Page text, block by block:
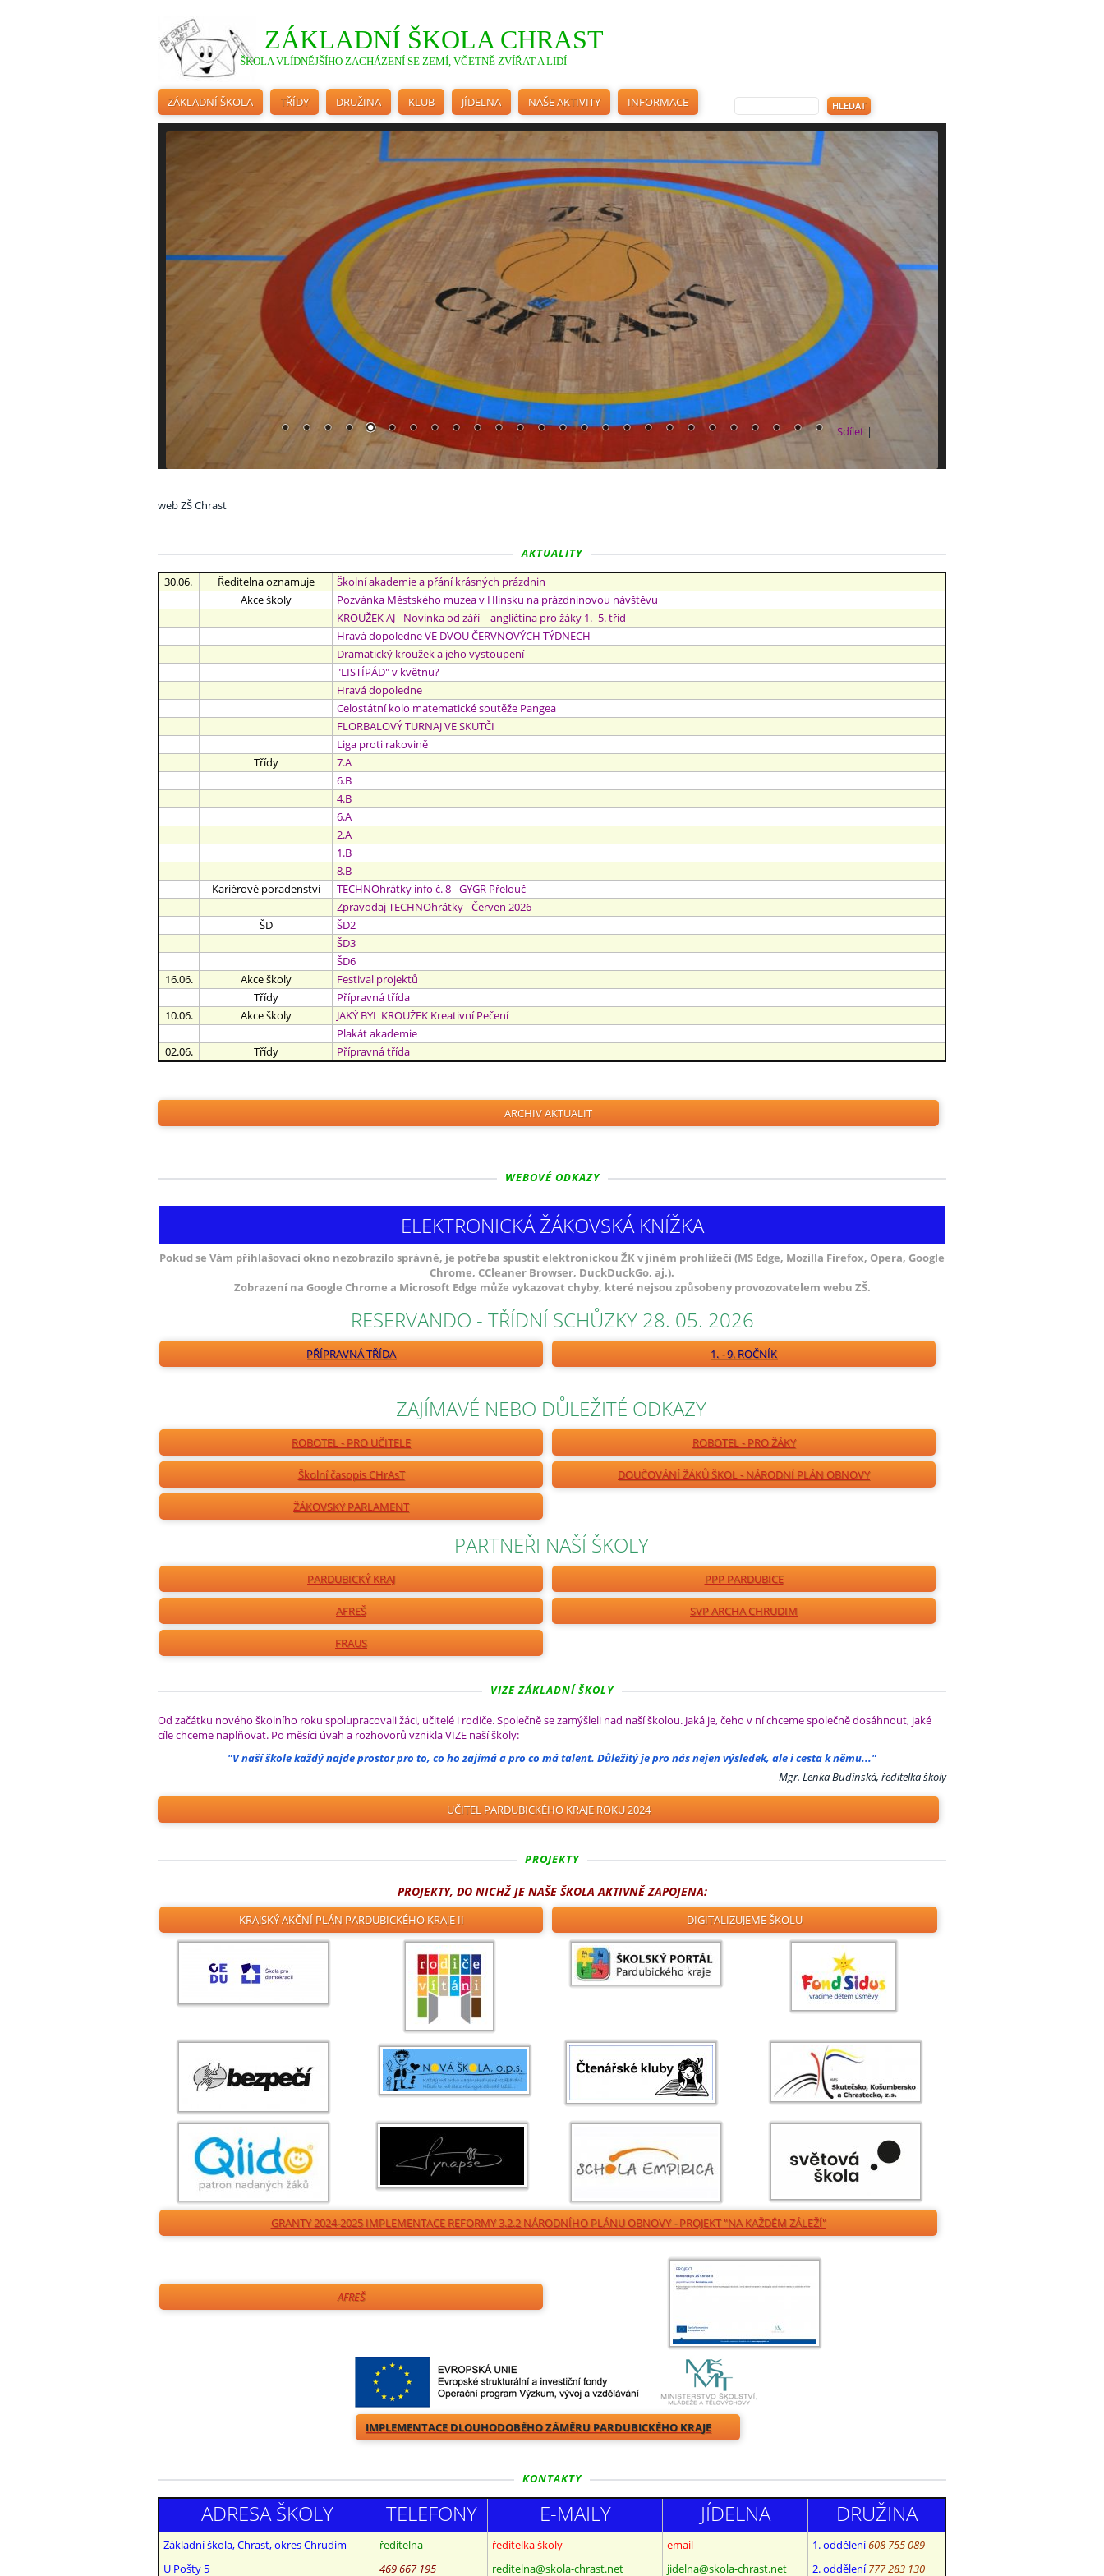
ZÁKLADNÍ ŠKOLA CHRAST
ŠKOLA VLÍDNĚJŠÍHO ZACHÁZENÍ SE ZEMÍ, VČETNĚ ZVÍŘAT A LIDÍ
ZÁKLADNÍ ŠKOLA TŘÍDY DRUŽINA KLUB JÍDELNA NAŠE AKTIVITY INFORMACE
web ZŠ Chrast
AKTUALITY
30.06.
Ředitelna oznamuje
Školní akademie a přání krásných prázdnin
Akce školy
Pozvánka Městského muzea v Hlinsku na prázdninovou návštěvu
KROUŽEK AJ - Novinka od září – angličtina pro žáky 1.–5. tříd
Hravá dopoledne VE DVOU ČERVNOVÝCH TÝDNECH
Dramatický kroužek a jeho vystoupení
"LISTÍPÁD" v květnu?
Hravá dopoledne
Celostátní kolo matematické soutěže Pangea
FLORBALOVÝ TURNAJ VE SKUTČI
Liga proti rakovině
Třídy
7.A
6.B
4.B
6.A
2.A
1.B
8.B
Kariérové poradenství
TECHNOhrátky info č. 8 - GYGR Přelouč
Zpravodaj TECHNOhrátky - Červen 2026
ŠD
ŠD2
ŠD3
ŠD6
16.06.
Akce školy
Festival projektů
Třídy
Přípravná třída
10.06.
Akce školy
JAKÝ BYL KROUŽEK Kreativní Pečení
Plakát akademie
02.06.
Třídy Přípravná třída
ARCHIV AKTUALIT
WEBOVÉ ODKAZY
ELEKTRONICKÁ ŽÁKOVSKÁ KNÍŽKA
Pokud se Vám přihlašovací okno nezobrazilo správně, je potřeba spustit elektronickou ŽK v jiném prohlížeči (MS Edge, Mozilla Firefox, Opera, Google
Chrome, CCleaner Browser, DuckDuckGo, aj.).
Zobrazení na Google Chrome a Microsoft Edge může vykazovat chyby, které nejsou způsobeny provozovatelem webu ZŠ.
RESERVANDO - TŘÍDNÍ SCHŮZKY 28. 05. 2026
PŘÍPRAVNÁ TŘÍDA 1. - 9. ROČNÍK
ZAJÍMAVÉ NEBO DŮLEŽITÉ ODKAZY
ROBOTEL - PRO UČITELE ROBOTEL - PRO ŽÁKY
Školní časopis CHrAsT DOUČOVÁNÍ ŽÁKŮ ŠKOL - NÁRODNÍ PLÁN OBNOVY
ŽÁKOVSKÝ PARLAMENT
PARTNEŘI NAŠÍ ŠKOLY
PARDUBICKÝ KRAJ PPP PARDUBICE
AFREŠ SVP ARCHA CHRUDIM
FRAUS
VIZE ZÁKLADNÍ ŠKOLY
Od začátku nového školního roku spolupracovali žáci, učitelé i rodiče. Společně se zamýšleli nad naší školou. Jaká je, čeho v ní chceme společně dosáhnout, jaké
cíle chceme naplňovat. Po měsíci úvah a rozhovorů vznikla VIZE naší školy:
"V naší škole každý najde prostor pro to, co ho zajímá a pro co má talent. Důležitý je pro nás nejen výsledek, ale i cesta k němu..."
Mgr. Lenka Budínská, ředitelka školy
UČITEL PARDUBICKÉHO KRAJE ROKU 2024
PROJEKTY
PROJEKTY, DO NICHŽ JE NAŠE ŠKOLA AKTIVNĚ ZAPOJENA:
KRAJSKÝ AKČNÍ PLÁN PARDUBICKÉHO KRAJE II DIGITALIZUJEME ŠKOLU
GRANTY 2024-2025 IMPLEMENTACE REFORMY 3.2.2 NÁRODNÍHO PLÁNU OBNOVY - PROJEKT "NA KAŽDÉM ZÁLEŽÍ"
AFREŠ
IMPLEMENTACE DLOUHODOBÉHO ZÁMĚRU PARDUBICKÉHO KRAJE
KONTAKTY
ADRESA ŠKOLY TELEFONY E-MAILY JÍDELNA DRUŽINA
Základní škola, Chrast, okres Chrudim
U Pošty 5
ředitelna
469 667 195
ředitelka školy
reditelna@skola-chrast.net
email
jidelna@skola-chrast.net
1. oddělení608 755 089
2. oddělení777 283 130
Sdílet |